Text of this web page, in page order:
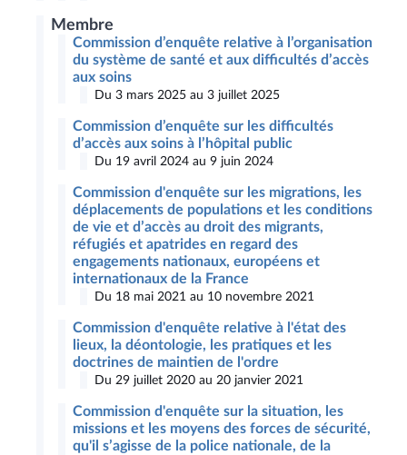
Membre
Commission d’enquête relative à l’organisation
du système de santé et aux difficultés d’accès
aux soins
Du 3 mars 2025 au 3 juillet 2025
Commission d’enquête sur les difficultés
d’accès aux soins à l’hôpital public
Du 19 avril 2024 au 9 juin 2024
Commission d'enquête sur les migrations, les
déplacements de populations et les conditions
de vie et d’accès au droit des migrants,
réfugiés et apatrides en regard des
engagements nationaux, européens et
internationaux de la France
Du 18 mai 2021 au 10 novembre 2021
Commission d'enquête relative à l'état des
lieux, la déontologie, les pratiques et les
doctrines de maintien de l'ordre
Du 29 juillet 2020 au 20 janvier 2021
Commission d'enquête sur la situation, les
missions et les moyens des forces de sécurité,
qu'il s’agisse de la police nationale, de la